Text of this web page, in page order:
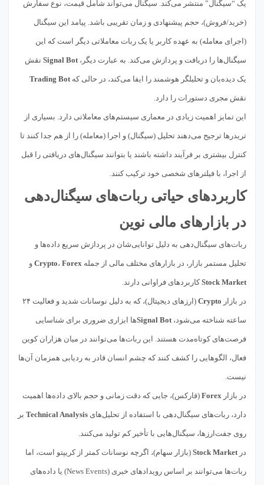
یک “سیگنال” منتشر می‌کند. سیگنال می‌تواند شامل قیمت، نوع سفارش
(خرید/فروش)، حجم پیشنهادی و زمان تقریبی باشد. پیامد این سیگنال
(اجرای معامله) به عهده کاربر یا یک ربات معاملاتی دیگر است که این
سیگنال‌ها را دریافت و پردازش می‌کند. به عبارت دیگر،Signal Bot نقش
یک دیده‌بان و تحلیلگر هوشمند را ایفا می‌کند، در حالی کهTrading Bot
نقش مجری دستورات را دارد.
این تمایز اهمیت زیادی در معماری سیستم‌های معاملاتی دارد. بسیاری از
تریدرها ترجیح می‌دهند تحلیل (سیگنال) و اجرا (معامله) را از هم جدا کنند تا
کنترل بیشتری بر فرآیند داشته باشند یا بتوانند سیگنال‌های دریافتی را قبل
از اجرا، با فیلترهای شخصی خود ترکیب کنند.
کاربردهای حیاتی ربات‌های سیگنال‌دهی
در بازارهای مالی نوین
ربات‌های سیگنال‌دهی به دلیل توانایی‌شان در پردازش سریع داده‌ها و
تحلیل مستمر بازار، در بازارهای مختلف مالی از جمله Crypto، Forex و
Stock Marketکاربردهای فراوانی دارند.
در بازار Crypto (ارزهای دیجیتال)، که به دلیل نوسانات شدید و فعالیت ۲۴
ساعته شناخته می‌شود،Signal Botها ابزاری ضروری برای شناسایی
فرصت‌های کوتاه‌مدت هستند. این ربات‌ها می‌توانند در میان هزاران کوین
فعال، الگوهایی را کشف کنند که چشم انسان قادر به ردیابی همزمان آن‌ها
نیست.
در بازار Forex (فارکس)، جایی که دقت زمانی و حجم بالای داده‌ها اهمیت
دارد، ربات‌های سیگنال‌دهی با استفاده از تحلیل‌های Technical Analysis بر
روی جفت‌ارزها، سیگنال‌هایی با تأخیر کم تولید می‌کنند.
درStock Market (بازار سهام)، اگرچه نوسانات کمتر از کریپتو است، اما
ربات‌ها می‌توانند بر اساس رویدادهای خبری (News Events) یا داده‌های